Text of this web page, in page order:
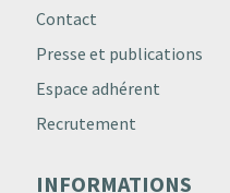
Contact
Presse et publications
Espace adhérent
Recrutement
INFORMATIONS